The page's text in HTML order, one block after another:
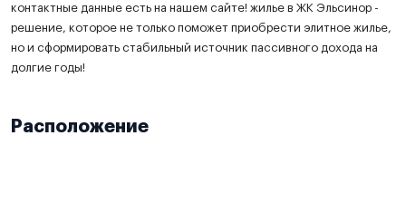
контактные данные есть на нашем сайте! жилье в ЖК Эльсинор -
решение, которое не только поможет приобрести элитное жилье,
но и сформировать стабильный источник пассивного дохода на
долгие годы!
Расположение